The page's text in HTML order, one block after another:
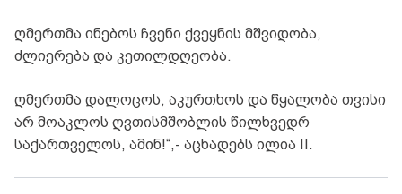
ღმერთმა ინებოს ჩვენი ქვეყნის მშვიდობა,
ძლიერება და კეთილდღეობა.
ღმერთმა დალოცოს, აკურთხოს და წყალობა თვისი
არ მოაკლოს ღვთისმშობლის წილხვედრ
საქართველოს, ამინ!“,- აცხადებს ილია II.